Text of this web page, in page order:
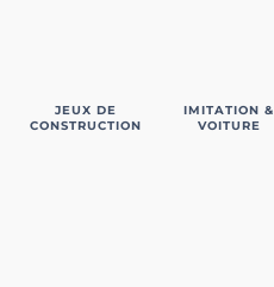
JEUX DE
CONSTRUCTION
IMITATION &
VOITURE